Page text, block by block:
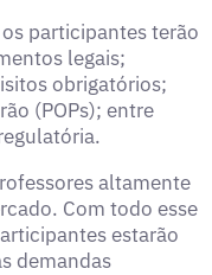
participantes terão
legais;
obrigatórios;
(POPs); entre
altamente
Com todo esse
estarão
demandas